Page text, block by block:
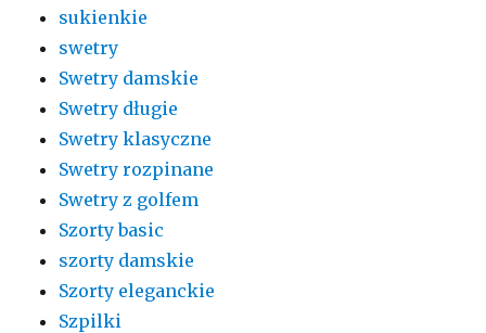
sukienkie
swetry
Swetry damskie
Swetry długie
Swetry klasyczne
Swetry rozpinane
Swetry z golfem
Szorty basic
szorty damskie
Szorty eleganckie
Szpilki